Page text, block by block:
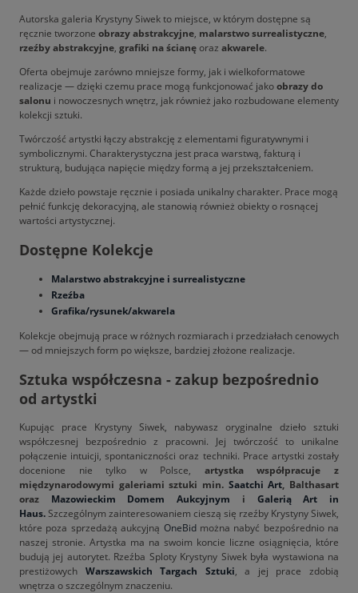
Autorska galeria Krystyny Siwek to miejsce, w którym dostępne są
ręcznie tworzone obrazy abstrakcyjne, malarstwo surrealistyczne,
rzeźby abstrakcyjne, grafiki na ścianęoraz akwarele.
Oferta obejmuje zarówno mniejsze formy, jak i wielkoformatowe
realizacje — dzięki czemu prace mogą funkcjonować jakoobrazy do
salonu i nowoczesnych wnętrz, jak również jako rozbudowane elementy
kolekcji sztuki.
Twórczość artystki łączy abstrakcję z elementami figuratywnymi i
symbolicznymi. Charakterystyczna jest praca warstwą, fakturą i
strukturą, budująca napięcie między formą a jej przekształceniem.
Każde dzieło powstaje ręcznie i posiada unikalny charakter. Prace mogą
pełnić funkcję dekoracyjną, ale stanowią również obiekty o rosnącej
wartości artystycznej.
Dostępne Kolekcje
Malarstwo abstrakcyjne i surrealistyczne
Rzeźba
Grafika/rysunek/akwarela
Kolekcje obejmują prace w różnych rozmiarach i przedziałach cenowych
— od mniejszych form po większe, bardziej złożone realizacje.
Sztuka współczesna - zakup bezpośrednio
od artystki
Kupując prace Krystyny Siwek, nabywasz oryginalne dzieło sztuki
współczesnej bezpośrednio z pracowni. Jej twórczość to unikalne
połączenie intuicji, spontaniczności oraz techniki. Prace artystki zostały
docenione nie tylko w Polsce, artystka współpracuje z
międzynarodowymi galeriami sztuki min. Saatchi Art, Balthasart
oraz Mazowieckim Domem Aukcyjnym i Galerią Art in
Haus. Szczególnym zainteresowaniem cieszą się rzeźby Krystyny Siwek,
które poza sprzedażą aukcyjną OneBidmożna nabyć bezpośrednio na
naszej stronie. Artystka ma na swoim koncie liczne osiągnięcia, które
budują jej autorytet. Rzeźba Sploty Krystyny Siwek była wystawiona na
prestiżowych Warszawskich Targach Sztuki, a jej prace zdobią
wnętrza o szczególnym znaczeniu.